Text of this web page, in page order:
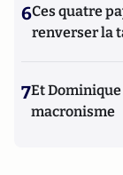
6Ces quatre
renverser la
7Et
macronisme